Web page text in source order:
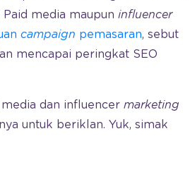
media maupun influencer
campaign pemasaran, sebut
mencapai peringkat SEO
dan influencer marketing
untuk beriklan. Yuk, simak